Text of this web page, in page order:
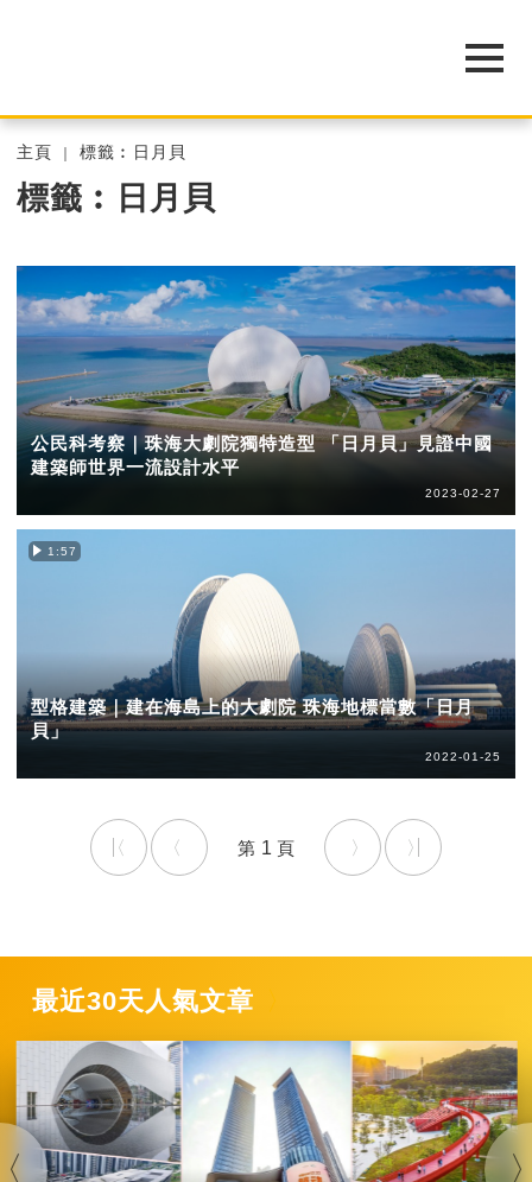
主頁 標籤︰日月貝
標籤︰日月貝
公民科考察｜珠海大劇院獨特造型 「日月貝」見證中國
建築師世界一流設計水平
2023-02-27
1:57
型格建築｜建在海島上的大劇院 珠海地標當數「日月
貝」
2022-01-25
1
最近30天人氣文章